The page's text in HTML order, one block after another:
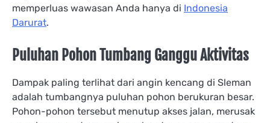
memperluas wawasan Anda hanya di Indonesia
Darurat.
Puluhan Pohon Tumbang Ganggu Aktivitas
Dampak paling terlihat dari angin kencang di Sleman
adalah tumbangnya puluhan pohon berukuran besar.
Pohon-pohon tersebut menutup akses jalan, merusak